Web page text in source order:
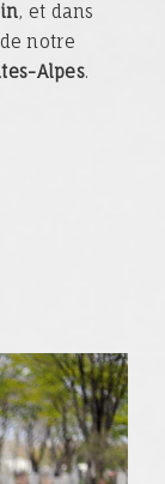
, et dans
notre
Alpes.